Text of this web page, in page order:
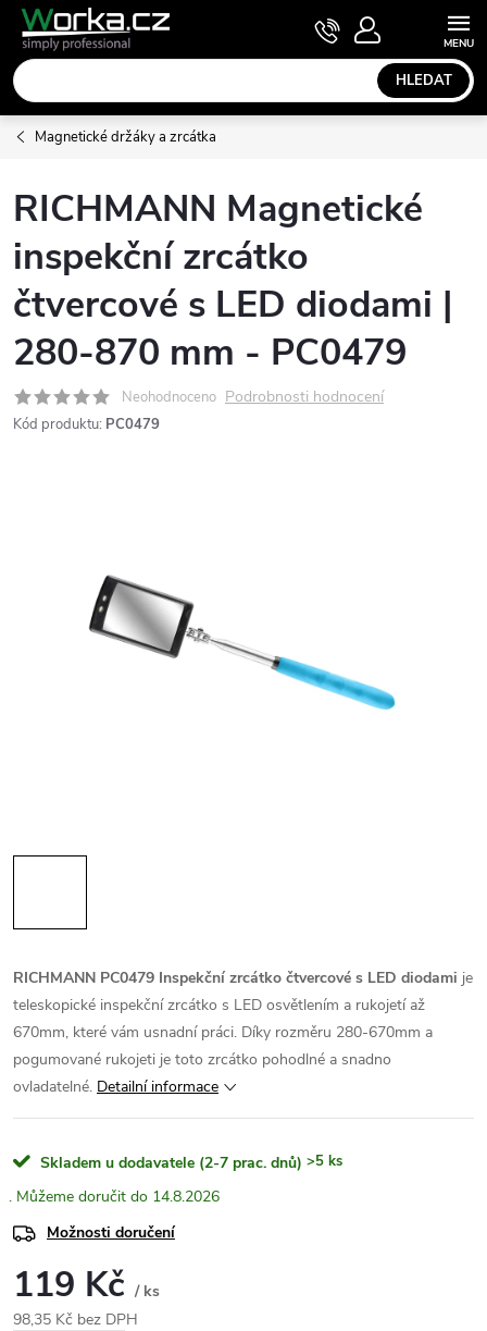
Přejít
obsah
HLEDAT
NÁKUPNÍ
KOŠÍK
Magnetické držáky a zrcátka
RICHMANN Magnetické
inspekční zrcátko
čtvercové s LED diodami |
280-870 mm - PC0479
Neohodnoceno Podrobnosti hodnocení
Kód produktu: PC0479
RICHMANN PC0479 Inspekční zrcátko čtvercové s LED diodami je
teleskopické inspekční zrcátko s LED osvětlením a rukojetí až
670mm, které vám usnadní práci. Díky rozměru 280-670mm a
pogumované rukojeti je toto zrcátko pohodlné a snadno
ovladatelné. Detailní informace
Skladem u dodavatele (2-7 prac. dnů) >5 ks
14.8.2026
Možnosti doručení
119 Kč / ks
98,35 Kč bez DPH